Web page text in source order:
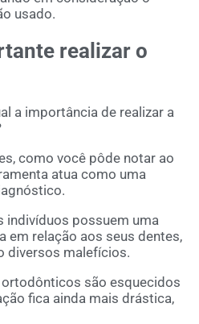
usado.
realizar o
a importância de realizar a
como você pôde notar ao
atua como uma
indivíduos possuem uma
em relação aos seus dentes,
diversos malefícios.
são esquecidos
fica ainda mais drástica,